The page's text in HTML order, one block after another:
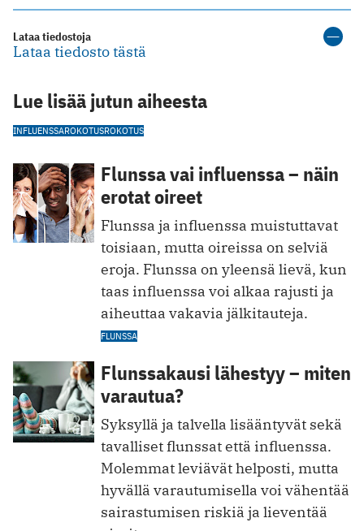
Lataa tiedostoja
Lataa tiedosto tästä
Lue lisää jutun aiheesta
INFLUENSSAROKOTUSROKOTUS
Flunssa vai influenssa – näin
erotat oireet
Flunssa ja influenssa muistuttavat
toisiaan, mutta oireissa on selviä
eroja. Flunssa on yleensä lievä, kun
taas influenssa voi alkaa rajusti ja
aiheuttaa vakavia jälkitauteja.
FLUNSSA
Flunssakausi lähestyy – miten
varautua?
Syksyllä ja talvella lisääntyvät sekä
tavalliset flunssat että influenssa.
Molemmat leviävät helposti, mutta
hyvällä varautumisella voi vähentää
sairastumisen riskiä ja lieventää